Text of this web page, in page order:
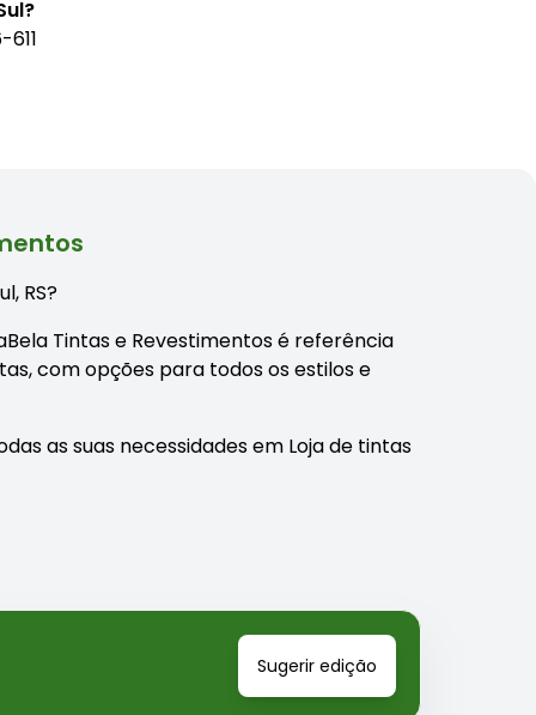
RS?
Tintas e Revestimentos é referência
com opções para todos os estilos e
as suas necessidades em Loja de tintas
Sugerir edição